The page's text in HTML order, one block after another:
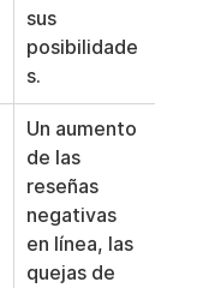
sus
posibilidade
s.
Un aumento
de las
reseñas
negativas
en línea, las
quejas de